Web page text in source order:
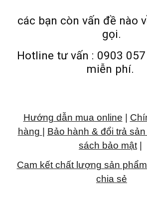
các bạn còn vấn đề nào
gọi.
Hotline tư vấn : 0903
miễn phí.
Hướng dẫn mua online
hàng
Bảo hành & đổi trả
sách bảo mật
Cam kết chất lượng sản phẩm
chia sẻ